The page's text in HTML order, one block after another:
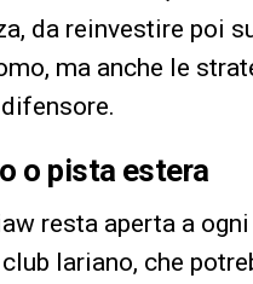
da reinvestire poi
ma anche le
o pista estera
resta aperta a
lariano, che